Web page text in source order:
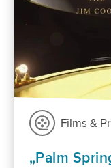
Films &
„Palm